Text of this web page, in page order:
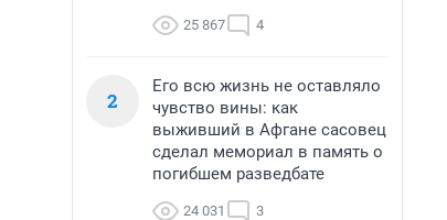
25 867 4
2
Его всю жизнь не оставляло
чувство вины: как
выживший в Афгане сасовец
сделал мемориал в память о
погибшем разведбате
24 031 3